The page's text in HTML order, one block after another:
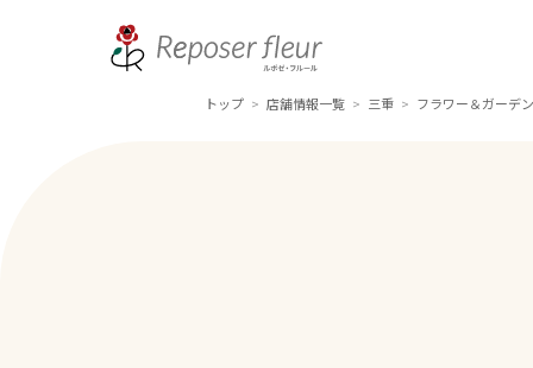
トップ > 店舗情報一覧 > 三重 > フラワー＆ガーデ